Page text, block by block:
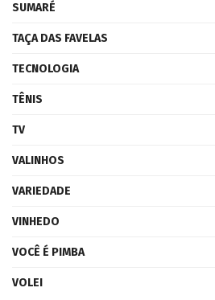
SUMARÉ
TAÇA DAS FAVELAS
TECNOLOGIA
TÊNIS
TV
VALINHOS
VARIEDADE
VINHEDO
VOCÊ É PIMBA
VOLEI